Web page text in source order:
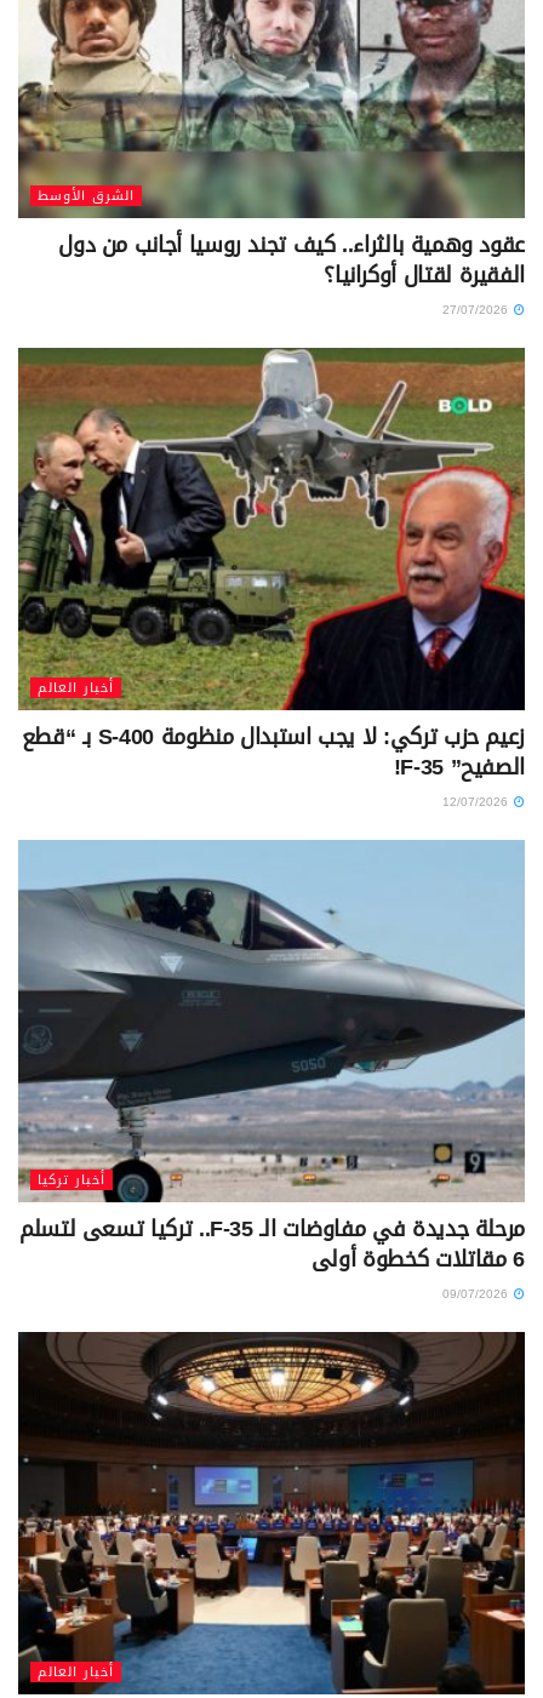
الشرق الأوسط
عقود وهمية بالثراء.. كيف تجند روسيا أجانب من دول
الفقيرة لقتال أوكرانيا؟
أخبار العالم
زعيم حزب تركي: لا يجب استبدال منظومة S-400 بـ “قطع
الصفيح” F-35!
أخبار تركيا
مرحلة جديدة في مفاوضات الـ F-35.. تركيا تسعى لتسلم
6 مقاتلات كخطوة أولى
أخبار العالم